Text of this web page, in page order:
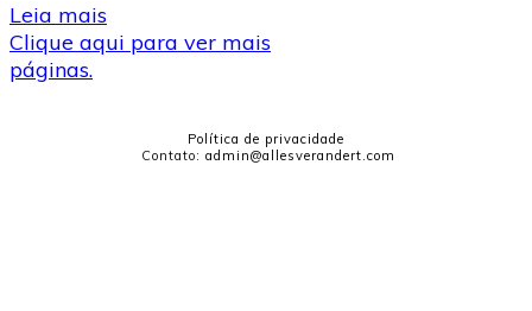
Leia mais
Clique aqui para ver mais
páginas.
Política de privacidade
Contato: admin@allesverandert.com